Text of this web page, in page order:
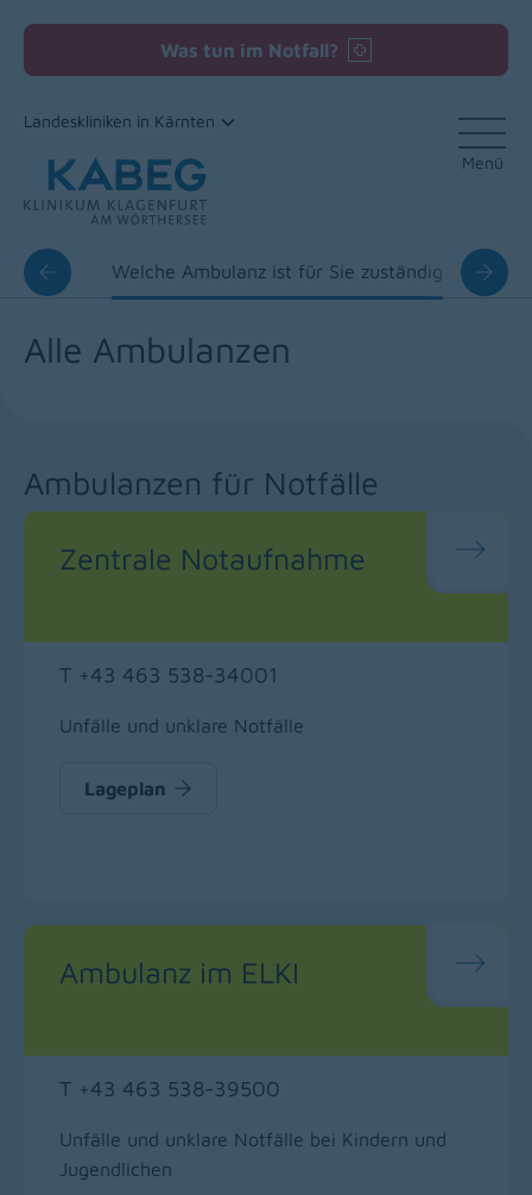
Zum Inhalt
Was tun im Notfall?
Landeskliniken in Kärnten
Menü
Welche Ambulanz ist für Sie zuständig
Alle Ambulanzen
Ambulanzen für Notfälle
Zentrale Notaufnahme
T +43 463 538-34001
Unfälle und unklare Notfälle
Lageplan
Ambulanz im ELKI
T +43 463 538-39500
Unfälle und unklare Notfälle bei Kindern und
Jugendlichen